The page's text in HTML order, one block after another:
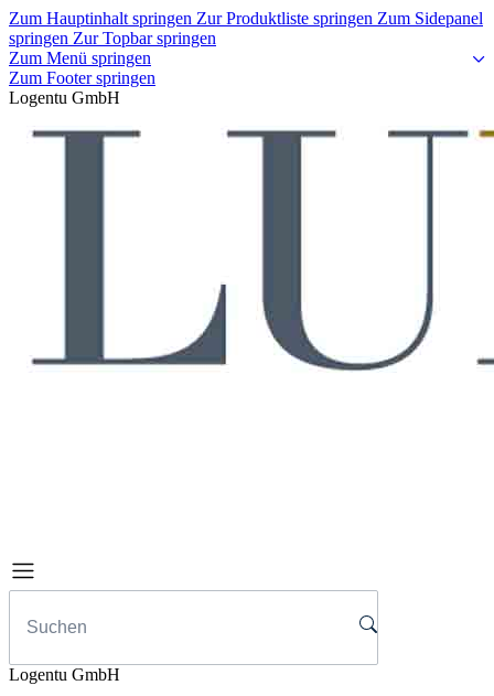
Zum Hauptinhalt springen Zur Produktliste springen Zum Sidepanel
springen Zur Topbar springen
Zum Menü springen
Zum Footer springen
Logentu GmbH
Logentu GmbH